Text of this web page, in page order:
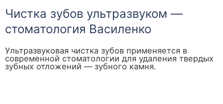
Чистка зубов ультразвуком —
стоматология Василенко
Ультразвуковая чистка зубов применяется в
современной стоматологии для удаления твердых
зубных отложений — зубного камня.